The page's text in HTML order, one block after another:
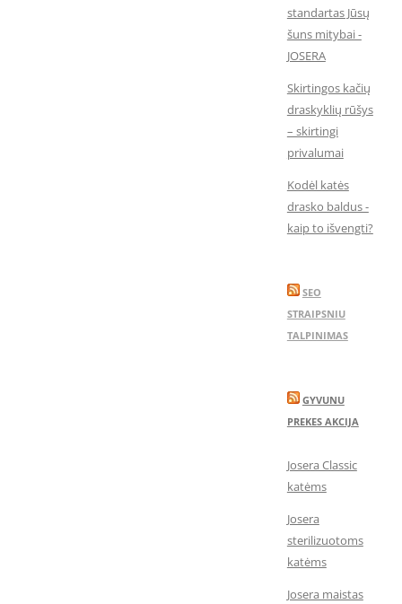
standartas Jūsų
šuns mitybai -
JOSERA
Skirtingos kačių
draskyklių rūšys
– skirtingi
privalumai
Kodėl katės
drasko baldus -
kaip to išvengti?
SEO
STRAIPSNIU
TALPINIMAS
GYVUNU
PREKES AKCIJA
Josera Classic
katėms
Josera
sterilizuotoms
katėms
Josera maistas